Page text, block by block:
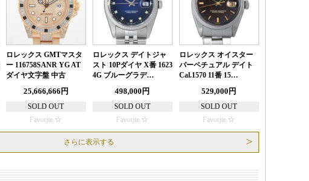
ロレックス GMTマスタ
ー 116758SANR YG AT
ダイヤ文字盤 中古
25,666,666円
SOLD OUT
Favorite
ロレックス デイトジャ
スト 10Pダイヤ X番 1623
4G ブルーグラデ…
498,000円
SOLD OUT
Favorite
ロレックス オイスター
パーペチュアル デイト
Cal.1570 11番 15…
529,000円
SOLD OUT
Favorite
さらに表示する